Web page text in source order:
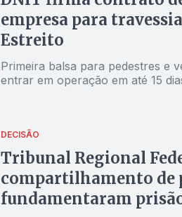
empresa para
Estreito
Primeira balsa para pedestres e
entrar em operação em até 15
DECISÃO
Tribunal Regional
compartilhamento de
fundamentaram